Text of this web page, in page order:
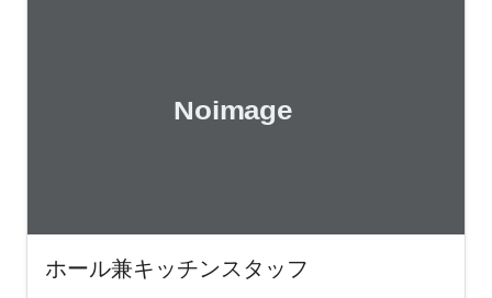
ホール兼キッチンスタッフ